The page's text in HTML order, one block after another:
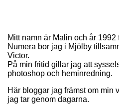
Mitt namn är Malin och år
Numera bor jag i Mjölby
Victor.
På min fritid gillar jag att
photoshop och heminredning.
Här bloggar jag främst om min
jag tar genom dagarna.